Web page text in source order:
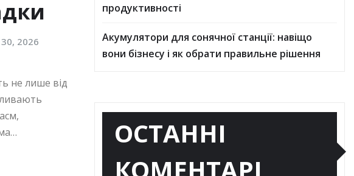
2026
не лише від
продуктивності
Акумулятори для сонячної станції: навіщо
вони бізнесу і як обрати правильне рішення
ОСТАННІ